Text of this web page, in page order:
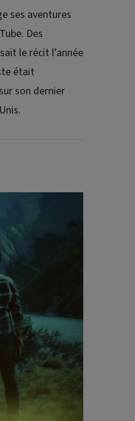
ses aventures
Des
le récit l’année
était
son dernier